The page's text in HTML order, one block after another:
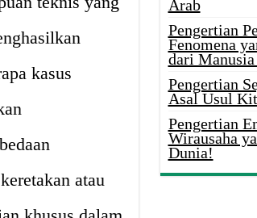
kasus
atau
Arab
Pengertian
Fenomena
dari
Pengertian
Asal Usul
Pengertian
Wirausaha
Dunia!